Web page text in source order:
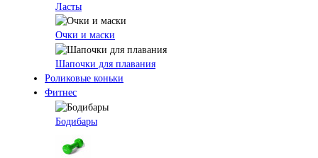
Ласты
Очки и маски
Шапочки для плавания
Роликовые коньки
Фитнес
Бодибары